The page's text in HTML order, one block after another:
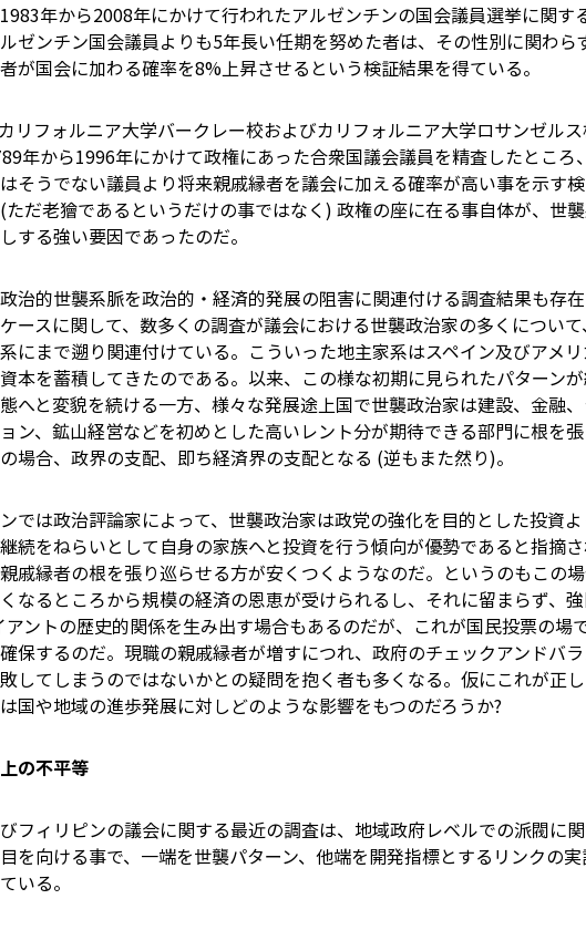
年から2008年にかけて行われたアルゼンチンの国会議員選挙に関す
ゼンチン国会議員よりも5年長い任期を努めた者は、その性別に関わら
が国会に加わる確率を8%上昇させるという検証結果を得ている。
リフォルニア大学バークレー校およびカリフォルニア大学ロサンゼル
年から1996年にかけて政権にあった合衆国議会議員を精査したところ
そうでない議員より将来親戚縁者を議会に加える確率が高い事を示す
ただ老獪であるというだけの事ではなく) 政権の座に在る事自体が、世
する強い要因であったのだ。
治的世襲系脈を政治的・経済的発展の阻害に関連付ける調査結果も存
ースに関して、数多くの調査が議会における世襲政治家の多くについ
にまで遡り関連付けている。こういった地主家系はスペイン及びアメ
本を蓄積してきたのである。以来、この様な初期に見られたパターン
へと変貌を続ける一方、様々な発展途上国で世襲政治家は建設、金融
ン、鉱山経営などを初めとした高いレント分が期待できる部門に根を
場合、政界の支配、即ち経済界の支配となる (逆もまた然り)。
では政治評論家によって、世襲政治家は政党の強化を目的とした投資
続をねらいとして自身の家族へと投資を行う傾向が優勢であると指摘さ
戚縁者の根を張り巡らせる方が安くつくようなのだ。というのもこの
なるところから規模の経済の恩恵が受けられるし、それに留まらず、
アントの歴史的関係を生み出す場合もあるのだが、これが国民投票の場
保するのだ。現職の親戚縁者が増すにつれ、政府のチェックアンドバ
してしまうのではないかとの疑問を抱く者も多くなる。仮にこれが正
国や地域の進歩発展に対しどのような影響をもつのだろうか?
の不平等
フィリピンの議会に関する最近の調査は、地域政府レベルでの派閥に
を向ける事で、一端を世襲パターン、他端を開発指標とするリンクの
いる。